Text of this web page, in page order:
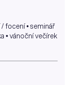
focení • seminář
• vánoční večírek